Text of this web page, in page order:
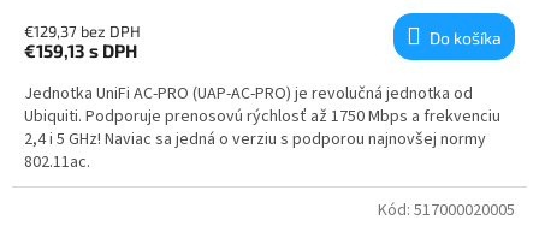
€129,37 bez DPH
€159,13 s DPH
Do košíka
Jednotka UniFi AC-PRO (UAP-AC-PRO) je revolučná jednotka od
Ubiquiti. Podporuje prenosovú rýchlosť až 1750 Mbps a frekvenciu
2,4 i 5 GHz! Naviac sa jedná o verziu s podporou najnovšej normy
802.11ac.
Kód: 517000020005